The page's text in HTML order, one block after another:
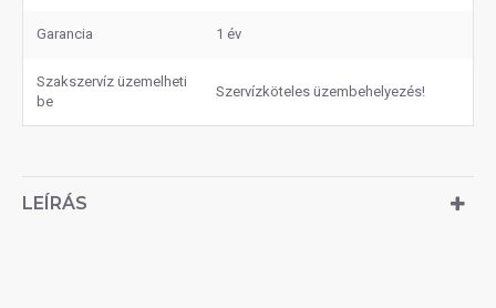
Garancia 1 év
Szakszervíz üzemelheti
be
Szervízköteles üzembehelyezés!
LEÍRÁS